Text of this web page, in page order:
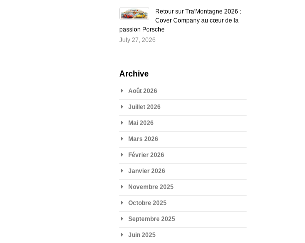
Retour sur Tra'Montagne 2026 :
Cover Company au cœur de la
passion Porsche
July 27, 2026
Archive
Août 2026
Juillet 2026
Mai 2026
Mars 2026
Février 2026
Janvier 2026
Novembre 2025
Octobre 2025
Septembre 2025
Juin 2025